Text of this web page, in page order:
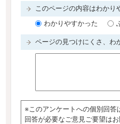
このページの内容はわか
わかりやすかった
ページの見つけにくさ、わ
※このアンケートへの個別回答
回答が必要なご意見ご要望は